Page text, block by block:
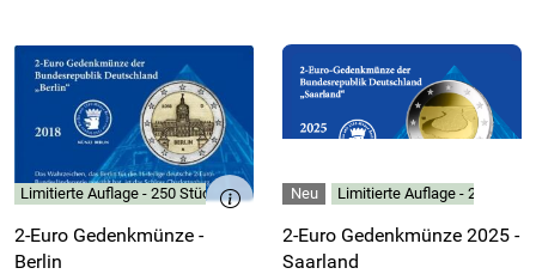
Limitierte Auflage - 250 Stück
2-Euro Gedenkmünze -
Berlin
Limitierte Auflage - 250 Stück
2-Euro Gedenkmünze 2025 -
Saarland